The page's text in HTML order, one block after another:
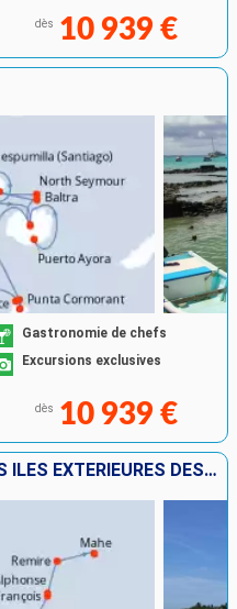
dès 10 939 €
Gastronomie de chefs
Excursions exclusives
dès 10 939 €
ZANZIBAR, TANZANIE ET LES ÎLES EXTÉRIEURES DES SEYCHELLES